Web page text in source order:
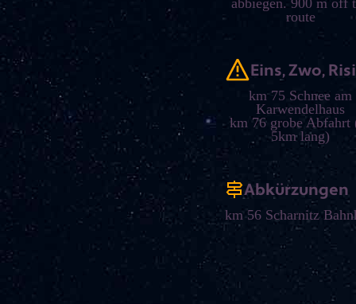
abbiegen. 900 m off
route
Eins, Zwo,
km 75 Schnee am
Karwendelhaus
km 76 grobe Abfahrt
5km lang)
Abkürzungen
km 56 Scharnitz